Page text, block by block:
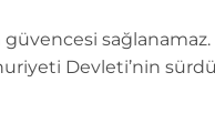
Devleti’nin